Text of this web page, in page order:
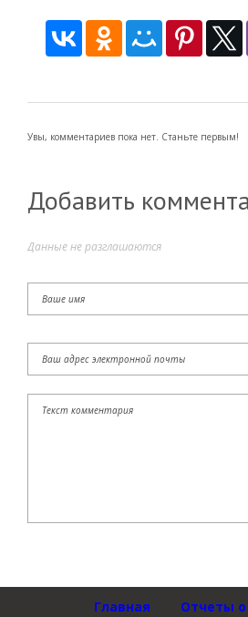
Увы, комментариев пока нет. Станьте первым!
Добавить
Данные не разглашаются
Главная Отчеты